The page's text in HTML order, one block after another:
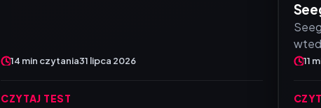
14 min czytania31 lipca 2026
CZYTAJ TEST
11